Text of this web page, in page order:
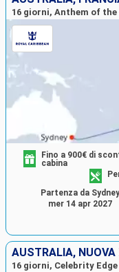
16 giorni, Anthem of the
Fino a 900€ di
cabina
Partenza da Sydney
mer 14 apr 2027
AUSTRALIA, NUOVA
16 giorni, Celebrity Edge